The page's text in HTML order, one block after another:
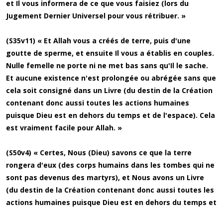
et Il vous informera de ce que vous faisiez (lors du
Jugement Dernier Universel pour vous rétribuer. »
(S35v11) « Et Allah vous a créés de terre, puis d'une
goutte de sperme, et ensuite Il vous a établis en couples.
Nulle femelle ne porte ni ne met bas sans qu'Il le sache.
Et aucune existence n'est prolongée ou abrégée sans que
cela soit consigné dans un Livre (du destin de la Création
contenant donc aussi toutes les actions humaines
puisque Dieu est en dehors du temps et de l'espace). Cela
est vraiment facile pour Allah. »
(S50v4) « Certes, Nous (Dieu) savons ce que la terre
rongera d'eux (des corps humains dans les tombes qui ne
sont pas devenus des martyrs), et Nous avons un Livre
(du destin de la Création contenant donc aussi toutes les
actions humaines puisque Dieu est en dehors du temps et